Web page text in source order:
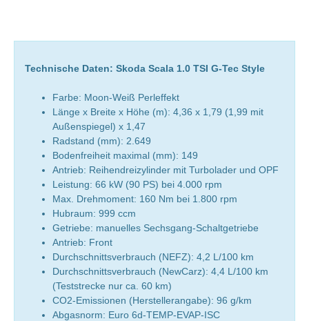
Technische Daten: Skoda Scala 1.0 TSI G-Tec Style
Farbe: Moon-Weiß Perleffekt
Länge x Breite x Höhe (m): 4,36 x 1,79 (1,99 mit
Außenspiegel) x 1,47
Radstand (mm): 2.649
Bodenfreiheit maximal (mm): 149
Antrieb: Reihendreizylinder mit Turbolader und OPF
Leistung: 66 kW (90 PS) bei 4.000 rpm
Max. Drehmoment: 160 Nm bei 1.800 rpm
Hubraum: 999 ccm
Getriebe: manuelles Sechsgang-Schaltgetriebe
Antrieb: Front
Durchschnittsverbrauch (NEFZ): 4,2 L/100 km
Durchschnittsverbrauch (NewCarz): 4,4 L/100 km
(Teststrecke nur ca. 60 km)
CO2-Emissionen (Herstellerangabe): 96 g/km
Abgasnorm: Euro 6d-TEMP-EVAP-ISC